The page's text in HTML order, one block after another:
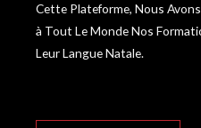
Cette Plateforme, Nous
à Tout Le Monde Nos
Leur Langue Natale.